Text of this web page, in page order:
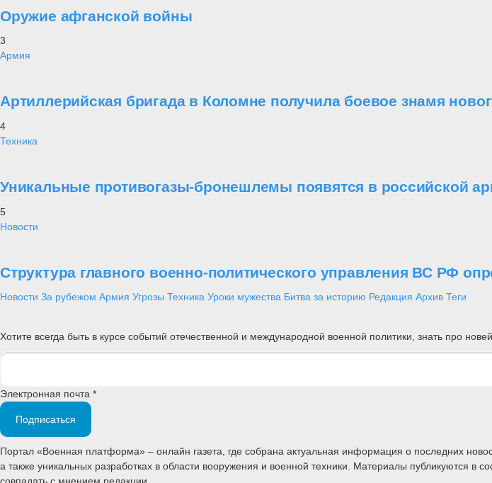
Оружие афганской войны
3
Армия
Артиллерийская бригада в Коломне получила боевое знамя
4
Техника
Уникальные противогазы-бронешлемы появятся в российской
5
Новости
Структура главного военно-политического управления ВС РФ
Новости За рубежом Армия Угрозы Техника Уроки мужества Битва за историю Редакция Архив Теги
Хотите всегда быть в курсе событий отечественной и международной военной политики, знать про
Электронная почта *
Подписаться
Портал «Военная платформа» – онлайн газета, где собрана актуальная информация о последних
а также уникальных разработках в области вооружения и военной техники. Материалы публикуются в
совпадать с мнением редакции.